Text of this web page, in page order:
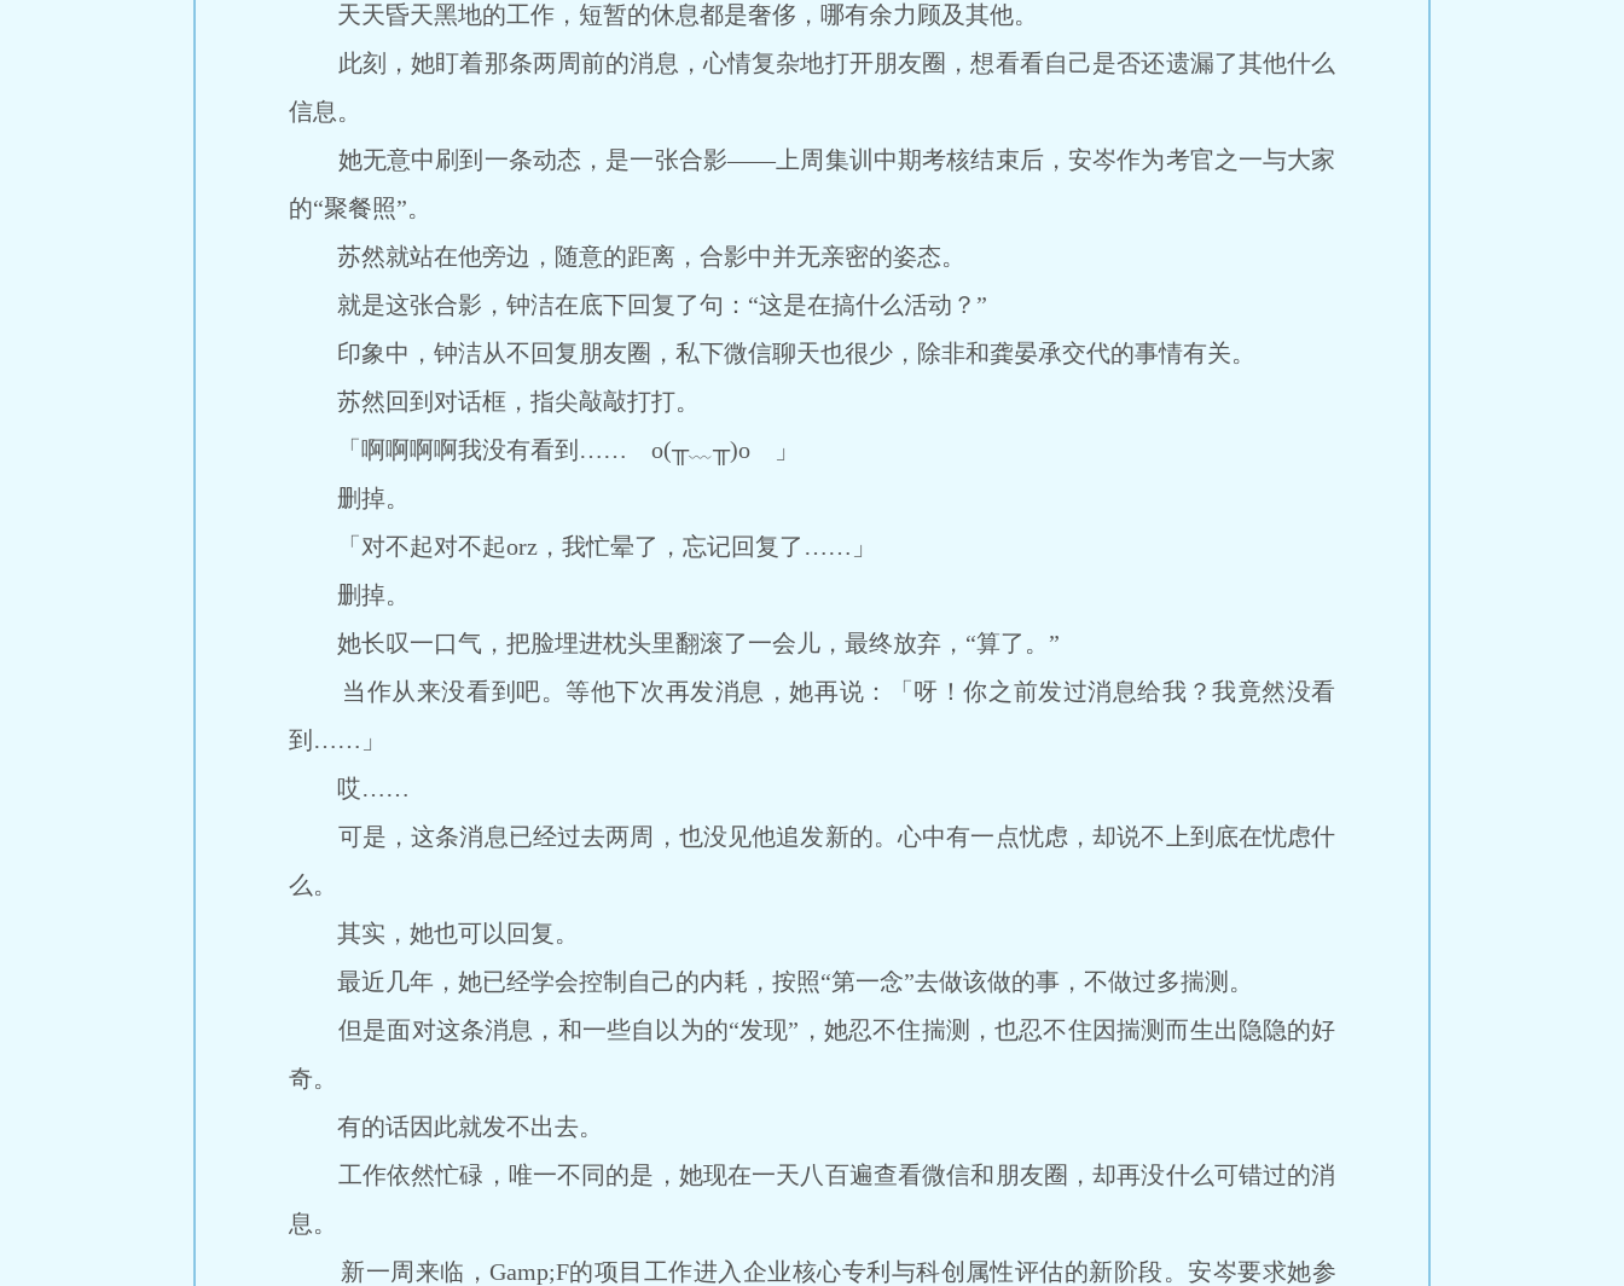
天天昏天黑地的工作，短暂的休息都是奢侈，哪有余力顾及其他。
此刻，她盯着那条两周前的消息，心情复杂地打开朋友圈，想看看自己是否还遗漏了其他什么
信息。
她无意中刷到一条动态，是一张合影——上周集训中期考核结束后，安岑作为考官之一与大家
的“聚餐照”。
苏然就站在他旁边，随意的距离，合影中并无亲密的姿态。
就是这张合影，钟洁在底下回复了句：“这是在搞什么活动？”
印象中，钟洁从不回复朋友圈，私下微信聊天也很少，除非和龚晏承交代的事情有关。
苏然回到对话框，指尖敲敲打打。
「啊啊啊啊我没有看到…… o(╥﹏╥)o 」
删掉。
「对不起对不起orz，我忙晕了，忘记回复了……」
删掉。
她长叹一口气，把脸埋进枕头里翻滚了一会儿，最终放弃，“算了。”
当作从来没看到吧。等他下次再发消息，她再说：「呀！你之前发过消息给我？我竟然没看
到……」
哎……
可是，这条消息已经过去两周，也没见他追发新的。心中有一点忧虑，却说不上到底在忧虑什
么。
其实，她也可以回复。
最近几年，她已经学会控制自己的内耗，按照“第一念”去做该做的事，不做过多揣测。
但是面对这条消息，和一些自以为的“发现”，她忍不住揣测，也忍不住因揣测而生出隐隐的好
奇。
有的话因此就发不出去。
工作依然忙碌，唯一不同的是，她现在一天八百遍查看微信和朋友圈，却再没什么可错过的消
息。
新一周来临，Gamp;F的项目工作进入企业核心专利与科创属性评估的新阶段。安岑要求她参